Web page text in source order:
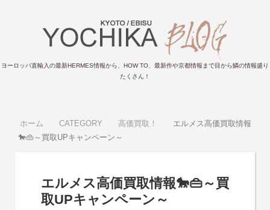
ヨーロッパ直輸入の最新HERMES情報から、HOW TO、最新作や京都情報まで目から鱗の情報盛り
たくさん！
ホーム CATEGORY 高価買取！
エルメス高価買取情報
🐎👜～買取UPキャンペーン～
エルメス高価買取情報🐎👜～買
取UPキャンペーン～